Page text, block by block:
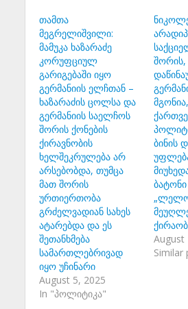
თამთა
მეგრელიშვილი:
მამუკა ხაზარაძე
კორუფციულ
გარიგებაში იყო
გერმანიის ელჩთან –
ხაზარაძის ცოლსა და
გერმანიის საელჩოს
შორის ქონების
ქირავნობის
ხელშეკრულება არ
არსებობდა, თუმცა
მათ შორის
ურთიერთობა
გრძელვადიან სახეს
ატარებდა და ეს
შეთანხმება
სამართლებრივად
იყო უჩინარი
August 5, 2025
In "პოლიტიკა"
შორის,
ბინის
August
Similar